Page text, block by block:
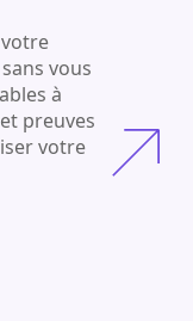
vous
à
preuves
votre